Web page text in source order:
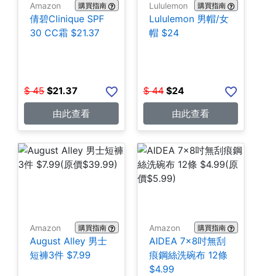
Amazon 購買指南
倩碧Clinique SPF
30 CC霜 $21.37
$ 45 $21.37
由此查看
Lululemon 購買指南
Lululemon 男帽/女
帽 $24
$ 44 $24
由此查看
Amazon 購買指南
August Alley 男士
短褲3件 $7.99
Amazon 購買指南
AIDEA 7×8吋無刮
痕鋼絲洗碗布 12條
$4.99